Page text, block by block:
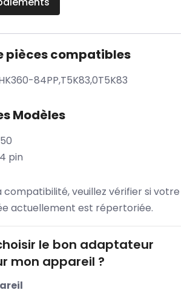
pièces compatibles
84PP,T5K83,0T5K83
Modèles
pin
compatibilité, veuillez vérifier si votre
actuellement est répertoriée.
le bon adaptateur
mon appareil ?